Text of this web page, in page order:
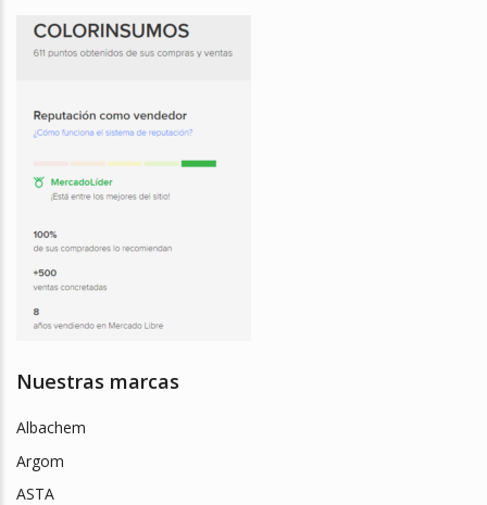
Nuestras marcas
Albachem
Argom
ASTA